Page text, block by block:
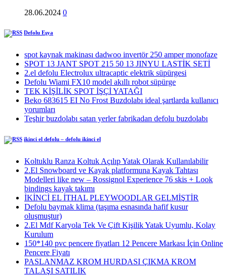
28.06.2024 0
Defolu Eşya
spot kaynak makinası dadwoo invertör 250 amper monofaze
SPOT 13 JANT SPOT 215 50 13 JINYU LASTİK SETİ
2.el defolu Electrolux ultracaptic elektrik süpürgesi
Defolu Wiami FX10 model akıllı robot süpürge
TEK KİŞİLİK SPOT İŞÇİ YATAĞI
Beko 683615 EI No Frost Buzdolabı ideal şartlarda kullanıcı
yorumları
Teşhir buzdolabı satan yerler fabrikadan defolu buzdolabı
ikinci el defolu – defolu ikinci el
Koltuklu Ranza Koltuk Açılıp Yatak Olarak Kullanılabilir
2.El Snowboard ve Kayak platformuna Kayak Tahtası
Modelleri like new – Rossignol Experience 76 skis + Look
bindings kayak takımı
İKİNCİ EL İTHAL PLEYWOODLAR GELMİŞTİR
Defolu baymak klima (taşıma esnasında hafif kusur
oluşmuştur)
2.El Mdf Karyola Tek Ve Çift Kişilik Yatak Uyumlu, Kolay
Kurulum
150*140 pvc pencere fiyatları 12 Pencere Markası İçin Online
Pencere Fiyatı
PASLANMAZ KROM HURDASI ÇIKMA KROM
TALAŞI SATILIK